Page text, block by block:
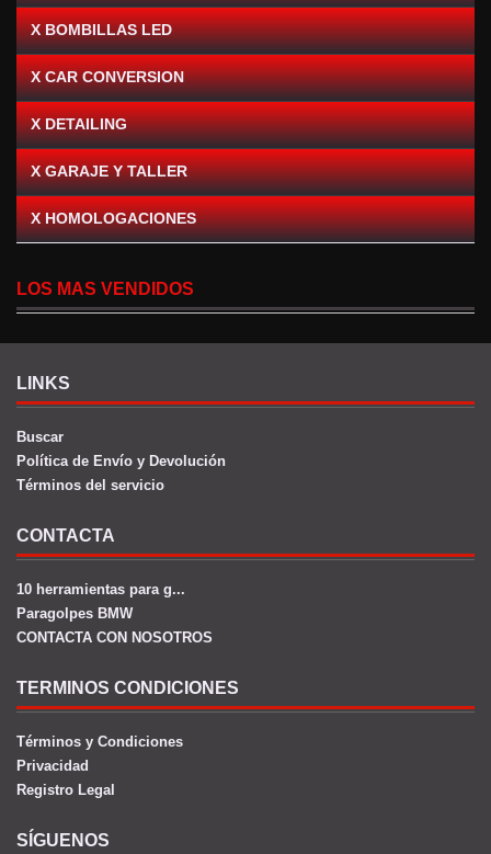
X BOMBILLAS LED
X CAR CONVERSION
X DETAILING
X GARAJE Y TALLER
X HOMOLOGACIONES
LOS MAS VENDIDOS
LINKS
Buscar
Política de Envío y Devolución
Términos del servicio
CONTACTA
10 herramientas para g...
Paragolpes BMW
CONTACTA CON NOSOTROS
TERMINOS CONDICIONES
Términos y Condiciones
Privacidad
Registro Legal
SÍGUENOS